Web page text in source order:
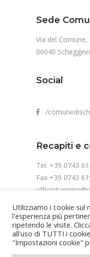
Sede
Via del Comune,
06040
Social
/
Recapiti e
Tel. +39 0743
Fax +39 0743
Utilizziamo i cookie
l'esperienza più
ripetendo le visite.
all'uso di TUTTI i
"Impostazioni cookie"